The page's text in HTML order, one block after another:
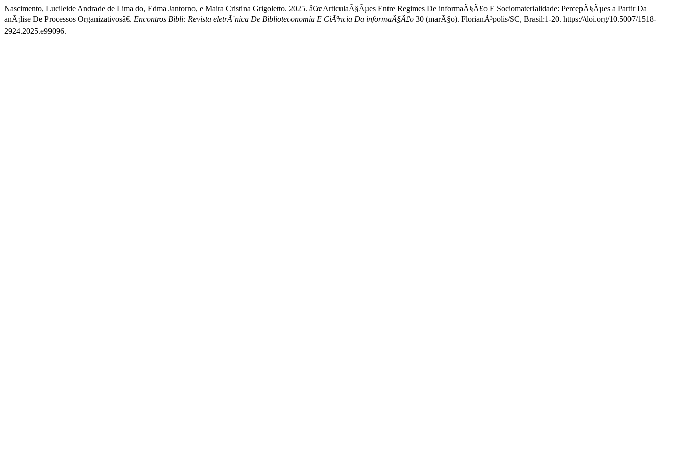
Nascimento, Lucileide Andrade de Lima do, Edma Jantorno, e Maira Cristina Grigoletto. 2025. â€œArticulaÃ§Ãµes Entre Regimes De informaÃ§Ã£o E Sociomaterialidade: PercepÃ§Ãµes a Partir Da
anÃ¡lise De Processos Organizativosâ€. Encontros Bibli: Revista eletrÃ´nica De Biblioteconomia E CiÃªncia Da informaÃ§Ã£o 30 (marÃ§o). FlorianÃ³polis/SC, Brasil:1-20. https://doi.org/10.5007/1518-
2924.2025.e99096.